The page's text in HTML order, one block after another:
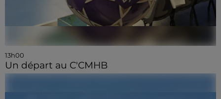
13h00
Un départ au C'CMHB